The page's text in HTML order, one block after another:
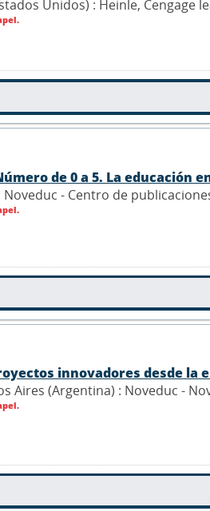
Unidos) : Heinle, Cengage
de 0 a 5. La educación
Noveduc - Centro de
innovadores desde la
Aires (Argentina) : Noveduc -